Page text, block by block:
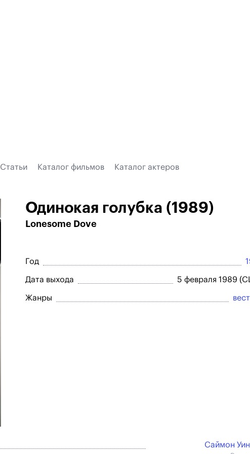
Статьи Каталог фильмов Каталог актеров
Одинокая голубка (1989)
Lonesome Dove
Год
Дата выхода 5 февраля 1989
Жанры
Саймон